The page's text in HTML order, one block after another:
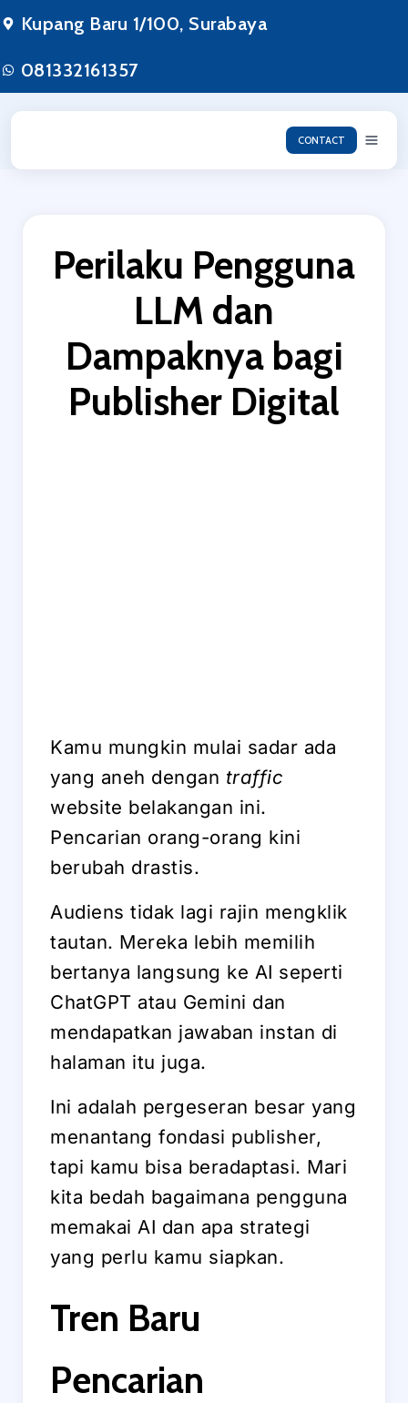
ke
konten
Kupang Baru 1/100, Surabaya
081332161357
CONTACT
Perilaku Pengguna
LLM dan
Dampaknya bagi
Publisher Digital
Kamu mungkin mulai sadar ada
yang aneh dengan traffic
website belakangan ini.
Pencarian orang-orang kini
berubah drastis.
Audiens tidak lagi rajin mengklik
tautan. Mereka lebih memilih
bertanya langsung ke AI seperti
ChatGPT atau Gemini dan
mendapatkan jawaban instan di
halaman itu juga.
Ini adalah pergeseran besar yang
menantang fondasi publisher,
tapi kamu bisa beradaptasi. Mari
kita bedah bagaimana pengguna
memakai AI dan apa strategi
yang perlu kamu siapkan.
Tren Baru
Pencarian